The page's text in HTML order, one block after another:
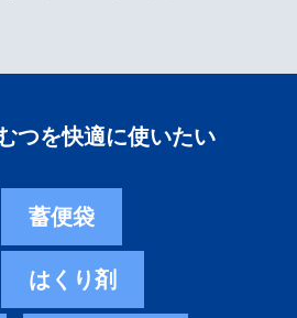
つを快適に使いたい
蓄便袋
はくり剤